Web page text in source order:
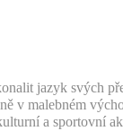
jazyk svých
v malebném
a sportovní